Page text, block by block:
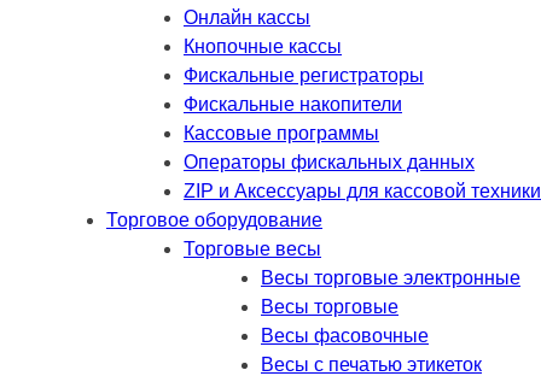
Онлайн кассы
Кнопочные кассы
Фискальные регистраторы
Фискальные накопители
Кассовые программы
Операторы фискальных данных
ZIP и Аксессуары для кассовой техники
Торговое оборудование
Торговые весы
Весы торговые электронные
Весы торговые
Весы фасовочные
Весы с печатью этикеток